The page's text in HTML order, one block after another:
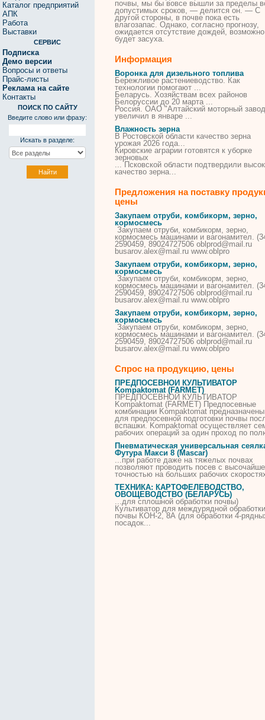
Каталог предприятий
АПК
Работа
Выставки
СЕРВИС
Подписка
Демо версии
Вопросы и ответы
Прайс-листы
Реклама на сайте
Контакты
ПОИСК ПО САЙТУ
Введите слово или фразу:
Искать в разделе:
почвы, мы бы вовсе вышли за пределы
допустимых сроков, — делится он. — С
другой стороны, в почвепока есть
влагозапас. Однако, согласно прогнозу,
ожидается отсутствие дождей,
будет засуха.
Информация
Воронка для дизельного топлива
Бережливое растениеводство. Как
технологии помогают ...
Беларусь. Хозяйствам всех районов
Белоруссии до 20 марта ...
Россия. ОАО "Алтайский моторный
увеличил в январе ...
Влажность зерна
В Ростовской области качество зерна
урожая 2026 года...
Кировские аграрии готовятся к уборке
зерновых
... Псковской области подтвердили
качество зерна...
Предложения на поставку
цены
Закупаем отруби, комбикорм, зерно,
кормосмесь
Закупаем отруби, комбикорм, зерно,
кормосмесь машинами и вагонамител.
2590459, 89024727506 oblprod@mail.ru
busarov.alex@mail.ru www.oblpro
Закупаем отруби, комбикорм, зерно,
кормосмесь
Закупаем отруби, комбикорм, зерно,
кормосмесь машинами и вагонамител.
2590459, 89024727506 oblprod@mail.ru
busarov.alex@mail.ru www.oblpro
Закупаем отруби, комбикорм, зерно,
кормосмесь
Закупаем отруби, комбикорм, зерно,
кормосмесь машинами и вагонамител.
2590459, 89024727506 oblprod@mail.ru
busarov.alex@mail.ru www.oblpro
Спрос на продукцию, цены
ПРЕДПОСЕВНОЙ КУЛЬТИВАТОР
Kompaktomat (FARMET)
ПРЕДПОСЕВНОЙ КУЛЬТИВАТОР
Kompaktomat (FARMET) Предпосевные
комбинации Kompaktomat предназначены
для предпосевной подготовки почвы
вспашки. Kompaktomat осуществляет
рабочих операций за один проход по
Пневматическая универсальная
Футура Макси 8 (Mascar)
...при работе даже на тяжелых почвах
позволяют проводить посев с
точностью на больших рабочих
ТЕХНИКА: КАРТОФЕЛЕВОДСТВО,
ОВОЩЕВОДСТВО (БЕЛАРУСЬ)
...для сплошной обработки почвы)
Культиватор для междурядной обработки
почвы КОН-2, 8А (для обработки 4-
посадок...